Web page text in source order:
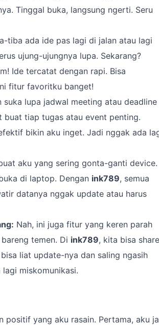
Tinggal buka, langsung ngerti. Seru
tiba ada ide pas lagi di jalan atau lagi
ujung-ujungnya lupa. Sekarang?
Ide tercatat dengan rapi. Bisa
fitur favoritku banget!
suka lupa jadwal meeting atau deadline
buat tiap tugas atau event penting.
bikin aku inget. Jadi nggak ada
aku yang sering gonta-ganti device.
di laptop. Dengan ink789, semua
datanya nggak update atau harus
Nah, ini juga fitur yang keren parah
temen. Di ink789, kita bisa share
liat update-nya dan saling ngasih
miskomunikasi.
positif yang aku rasain. Pertama, aku